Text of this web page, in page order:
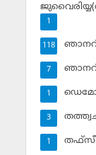
1
118
7
1
3
1